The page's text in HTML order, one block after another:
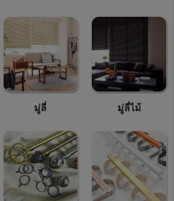
มู่ลี่ มู่ลี่ไม้